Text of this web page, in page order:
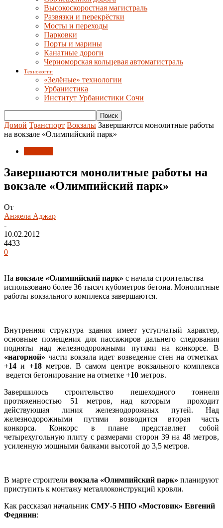
Высокоскоростная магистраль
Развязки и перекрёстки
Мосты и переходы
Парковки
Порты и марины
Канатные дороги
Черноморская кольцевая автомагистраль
Технологии
«Зелёные» технологии
Урбанистика
Институт Урбанистики Сочи
Домой Транспорт Вокзалы Завершаются монолитные работы
на вокзале «Олимпийский парк»
Завершаются монолитные работы на
вокзале «Олимпийский парк»
От
Анжела Аджар
-
10.02.2012
4433
0
На вокзале «Олимпийский парк» с начала строительства
использовано более 36 тысяч кубометров бетона. Монолитные
работы вокзального комплекса завершаются.
Внутренняя структура здания имеет уступчатый характер,
основные помещения для пассажиров дальнего следования
подняты над железнодорожными путями на конкорсе. В
«нагорной» части вокзала идет возведение стен на отметках
+14 и +18метров. В самом центре вокзального комплекса
ведется бетонирование на отметке +10 метров.
Завершилось строительство пешеходного тоннеля
протяженностью 51 метров, над которым проходит
действующая линия железнодорожных путей. Над
железнодорожными путями возводится вторая часть
конкорса. Конкорс в плане представляет собой
четырехугольную плиту с размерами сторон 39 на 48 метров,
усиленную мощными балками высотой до 3,5 метров.
В марте строители вокзала «Олимпийский парк» планируют
приступить к монтажу металлоконструкций кровли.
Как рассказал начальник СМУ-5 НПО «Мостовик» Евгений
Федянин: